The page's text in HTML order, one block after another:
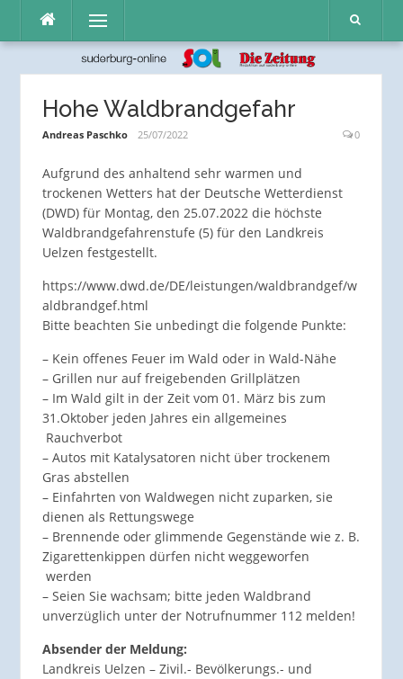
Inhalt
Menü
Hohe Waldbrandgefahr
Andreas Paschko 25/07/2022 0
Aufgrund des anhaltend sehr warmen und
trockenen Wetters hat der Deutsche Wetterdienst
(DWD) für Montag, den 25.07.2022 die höchste
Waldbrandgefahrenstufe (5) für den Landkreis
Uelzen festgestellt.
https://www.dwd.de/DE/leistungen/waldbrandgef/w
aldbrandgef.html
Bitte beachten Sie unbedingt die folgende Punkte:
– Kein offenes Feuer im Wald oder in Wald-Nähe
– Grillen nur auf freigebenden Grillplätzen
– Im Wald gilt in der Zeit vom 01. März bis zum
31.Oktober jeden Jahres ein allgemeines
Rauchverbot
– Autos mit Katalysatoren nicht über trockenem
Gras abstellen
– Einfahrten von Waldwegen nicht zuparken, sie
dienen als Rettungswege
– Brennende oder glimmende Gegenstände wie z. B.
Zigarettenkippen dürfen nicht weggeworfen
werden
– Seien Sie wachsam; bitte jeden Waldbrand
unverzüglich unter der Notrufnummer 112 melden!
Absender der Meldung:
Landkreis Uelzen – Zivil.- Bevölkerungs.- und